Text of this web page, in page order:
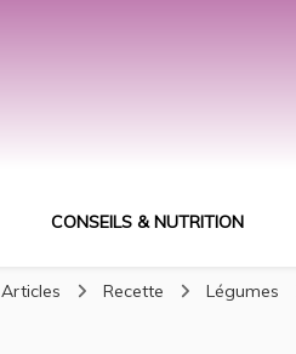
CONSEILS & NUTRITION
Articles Recette Légumes